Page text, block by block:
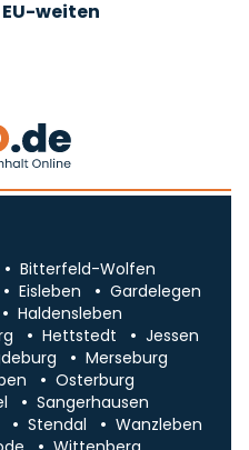
weiten
Bitterfeld-Wolfen
Eisleben
Gardelegen
Haldensleben
Hettstedt
Jessen
Merseburg
Osterburg
Sangerhausen
Stendal
Wanzleben